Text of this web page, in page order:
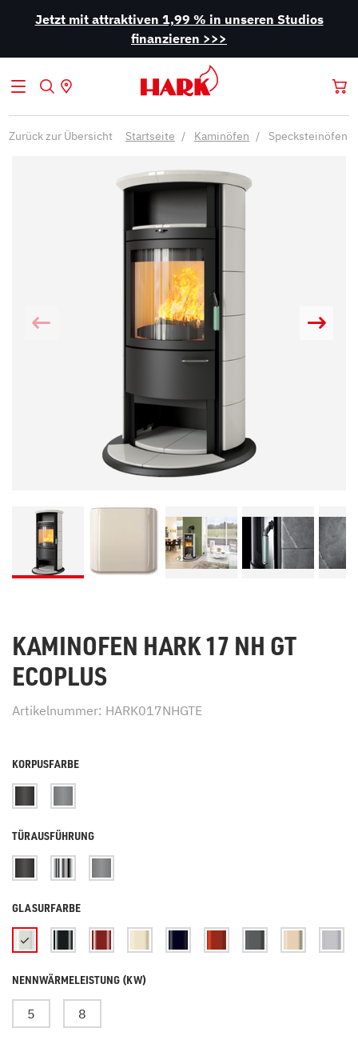
Jetzt mit attraktiven 1,99 % in unseren Studios
finanzieren >>>
Zurück zur Übersicht Startseite Kaminöfen Specksteinöfen
KAMINOFEN HARK 17 NH GT
ECOPLUS
Artikelnummer: HARK017NHGTE
KORPUSFARBE
TÜRAUSFÜHRUNG
GLASURFARBE
NENNWÄRMELEISTUNG (KW)
5 8